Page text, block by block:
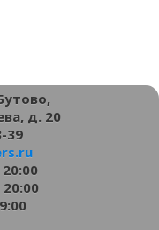
д. 20
39